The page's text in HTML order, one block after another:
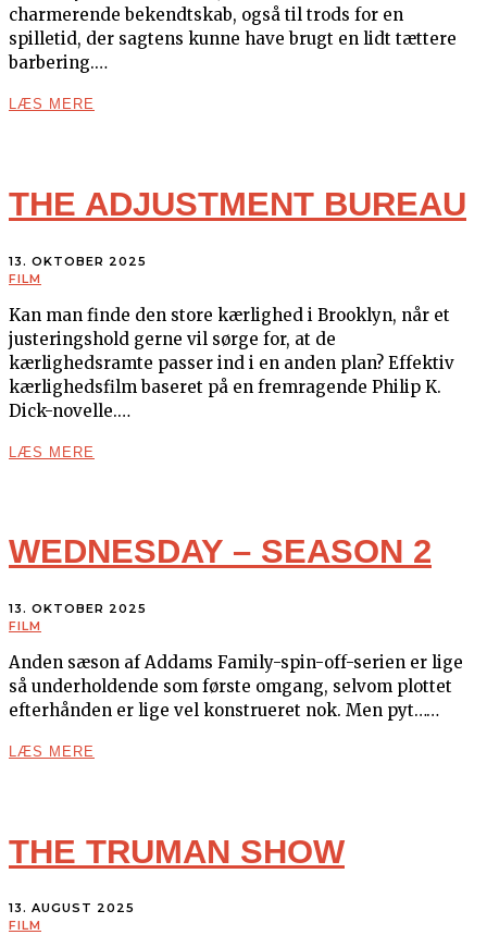
charmerende bekendtskab, også til trods for en
spilletid, der sagtens kunne have brugt en lidt tættere
barbering.…
LÆS MERE
THE ADJUSTMENT BUREAU
13. OKTOBER 2025
FILM
Kan man finde den store kærlighed i Brooklyn, når et
justeringshold gerne vil sørge for, at de
kærlighedsramte passer ind i en anden plan? Effektiv
kærlighedsfilm baseret på en fremragende Philip K.
Dick-novelle.…
LÆS MERE
WEDNESDAY – SEASON 2
13. OKTOBER 2025
FILM
Anden sæson af Addams Family-spin-off-serien er lige
så underholdende som første omgang, selvom plottet
efterhånden er lige vel konstrueret nok. Men pyt……
LÆS MERE
THE TRUMAN SHOW
13. AUGUST 2025
FILM